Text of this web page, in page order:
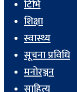
टिभि
शिक्षा
स्वास्थ्य
सूचना प्रविधि
मनोरञ्जन